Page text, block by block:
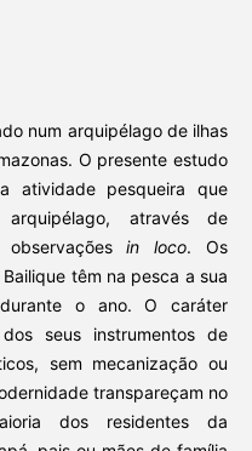
num arquipélago de ilhas
O presente estudo
atividade pesqueira que
através de
observaçõesin loco. Os
têm na pesca a sua
o ano. O caráter
seus instrumentos de
sem mecanização ou
transpareçam no
dos residentes da